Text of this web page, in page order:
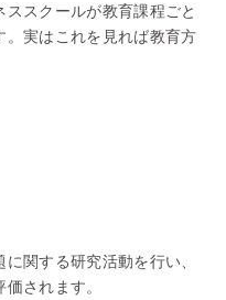
ススクールが教育課程ごと
。実はこれを見れば教育方
関する研究活動を行い、
されます。